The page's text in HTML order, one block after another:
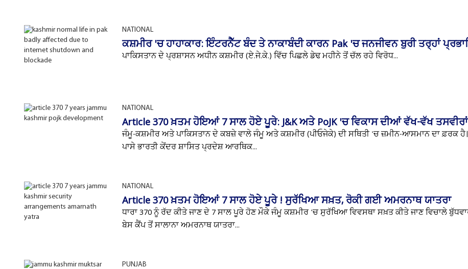
NATIONAL
ਕਸ਼ਮੀਰ 'ਚ ਹਾਹਾਕਾਰ: ਇੰਟਰਨੈੱਟ ਬੰਦ ਤੇ ਨਾਕਾਬੰਦੀ ਕਾਰਨ Pak 'ਚ ਜਨਜੀਵਨ ਬੁਰੀ ਤਰ੍ਹਾਂ
ਪਾਕਿਸਤਾਨ ਦੇ ਪ੍ਰਸ਼ਾਸਨ ਅਧੀਨ ਕਸ਼ਮੀਰ (ਏ.ਜੇ.ਕੇ.) ਵਿੱਚ ਪਿਛਲੇ ਡੇਢ ਮਹੀਨੇ ਤੋਂ ਚੱਲ ਰਹੇ ਵਿਰੋਧ...
NATIONAL
Article 370 ਖ਼ਤਮ ਹੋਇਆਂ 7 ਸਾਲ ਹੋਏ ਪੂਰੇ: J&K ਅਤੇ PoJK 'ਚ ਵਿਕਾਸ ਦੀਆਂ ਵੱਖ-ਵੱਖ ਤਸਵੀਰਾਂ
ਜੰਮੂ-ਕਸ਼ਮੀਰ ਅਤੇ ਪਾਕਿਸਤਾਨ ਦੇ ਕਬਜ਼ੇ ਵਾਲੇ ਜੰਮੂ ਅਤੇ ਕਸ਼ਮੀਰ (ਪੀਓਜੇਕੇ) ਦੀ ਸਥਿਤੀ 'ਚ ਜ਼ਮੀਨ-ਆਸਮਾਨ ਦਾ ਫ਼ਰਕ
ਪਾਸੇ ਭਾਰਤੀ ਕੇਂਦਰ ਸ਼ਾਸਿਤ ਪ੍ਰਦੇਸ਼ ਆਰਥਿਕ...
NATIONAL
Article 370 ਖ਼ਤਮ ਹੋਇਆਂ 7 ਸਾਲ ਹੋਏ ਪੂਰੇ ! ਸੁਰੱਖਿਆ ਸਖ਼ਤ, ਰੋਕੀ ਗਈ ਅਮਰਨਾਥ ਯਾਤਰਾ
ਧਾਰਾ 370 ਨੂੰ ਰੱਦ ਕੀਤੇ ਜਾਣ ਦੇ 7 ਸਾਲ ਪੂਰੇ ਹੋਣ ਮੌਕੇ ਜੰਮੂ ਕਸ਼ਮੀਰ 'ਚ ਸੁਰੱਖਿਆ ਵਿਵਸਥਾ ਸਖ਼ਤ ਕੀਤੇ ਜਾਣ ਵਿਚਾਲੇ
ਬੇਸ ਕੈਂਪ ਤੋਂ ਸਾਲਾਨਾ ਅਮਰਨਾਥ ਯਾਤਰਾ...
PUNJAB